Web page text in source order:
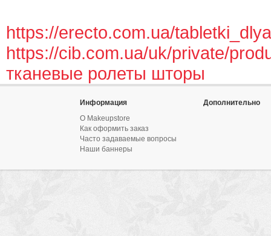
https://erecto.com.ua/
https://cib.com.ua/uk/private/
тканевые ролеты шторы
Информация
О Makeupstore
Как оформить заказ
Часто задаваемые вопросы
Наши баннеры
Дополнительно